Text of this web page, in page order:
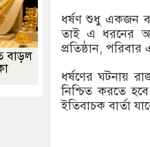
ধর্ষণ শুধু একজন
তাই এ ধরনের
প্রতিষ্ঠান,
ধর্ষণের ঘটনায়
নিশ্চিত করতে
ইতিবাচক বার্তা
বাড়ল